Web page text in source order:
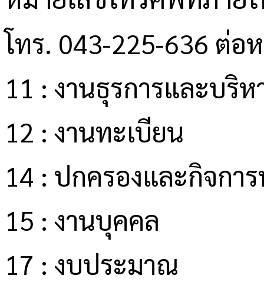
โทร. 043-225-636 ต่อ
11 : งานธุรการและบริห
12 : งานทะเบียน
14 : ปกครองและกิจกา
15 : งานบุคคล
17 : งบประมาณ